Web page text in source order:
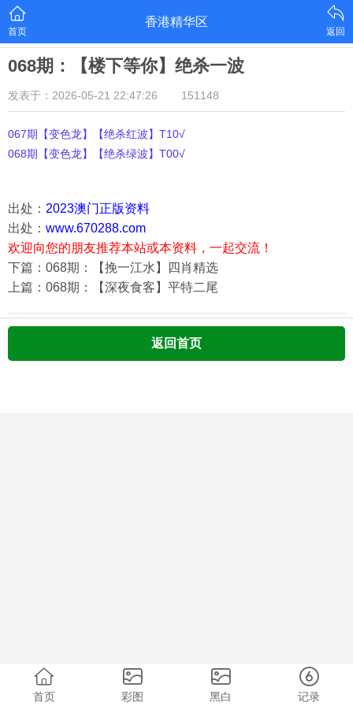
首页
香港精华区
返回
068期：【楼下等你】绝杀一波
发表于：2026-05-21 22:47:26 151148
067期【变色龙】【绝杀红波】T10√
068期【变色龙】【绝杀绿波】T00√
出处： 2023澳门正版资料
出处： www.670288.com
欢迎向您的朋友推荐本站或本资料，一起交流！
下篇：068期：【挽一江水】四肖精选
上篇：068期：【深夜食客】平特二尾
返回首页
首页 彩图 黑白 记录